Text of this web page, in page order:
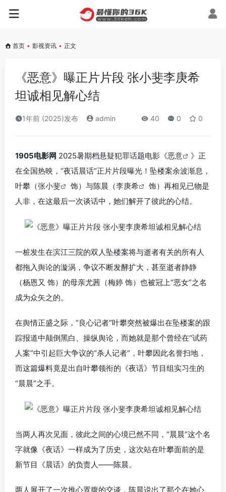
首页 • 影视资讯 • 正文
《恶意》曝正片片段 张小斐李庚希
坦诚相见解心结
1年前 (2025)发布 admin 40 0 0
1905电影网 2025暑期档悬疑犯罪话题电影《恶意
》正
在全国热映，“夜话晨话”正片片段曝光！坠楼案余波渐息，
叶攀（张小斐 饰）与陈晨（李庚希
饰）再相见已物是
人非，在这最后一次谈话中，她们解开了彼此的心结。
一桩发生在滨江三院的双人坠楼案将与逝者有关的所有人
都拖入舆论的漩涡，争议不断发酵扩大，甚至逝者静静
（杨恩又 饰）的母亲尤茜（梅婷 饰）也被冠上“恶女”之名
成为众矢之的。
在舆情正盛之际，“良心记者”叶攀突然被爆出在坠楼案的跟
踪报道中颠倒黑白、操纵舆论，而她就是那个曾经在“试药
人案”中引起巨大争议的“杀人记者”，叶攀因此名誉扫地，
而这篇爆料竟是出自叶攀领衔的《夜话》节目组实习生的
“晨晨”之手。
当两人再次见面，彼此之间的心境已然不同，“晨晨”这个名
字就像《夜话》一样成为了历史，这次站在叶攀面前的是
新节目《晨话》的负责人——陈晨。
两人展开了一次推心置腹的交谈，陈晨说出了那个在她心